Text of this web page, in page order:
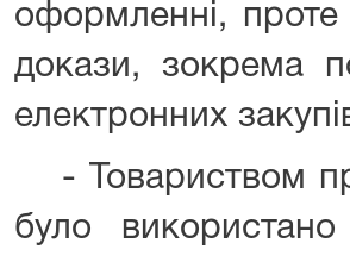
оформленні, проте
докази, зокрема
електронних
- Товариством
було